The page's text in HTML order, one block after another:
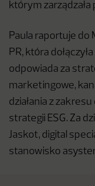
którym zarządzała
Paula raportuje do
PR, która
odpowiada za
marketingowe,
działania z
strategii ESG. Za
Jaskot, digital
stanowisko